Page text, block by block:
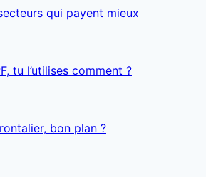
qui payent mieux
tu l’utilises comment ?
bon plan ?